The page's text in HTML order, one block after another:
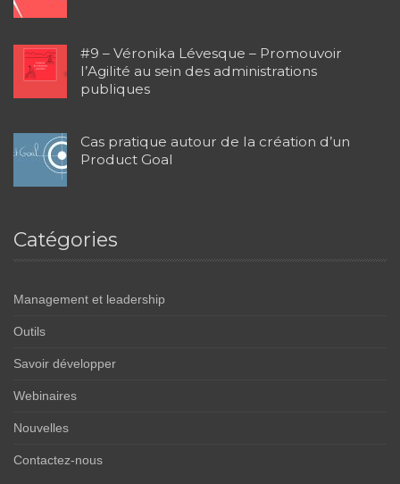
#9 – Véronika Lévesque – Promouvoir
l’Agilité au sein des administrations
publiques
Cas pratique autour de la création d’un
Product Goal
Catégories
Management et leadership
Outils
Savoir développer
Webinaires
Nouvelles
Contactez-nous